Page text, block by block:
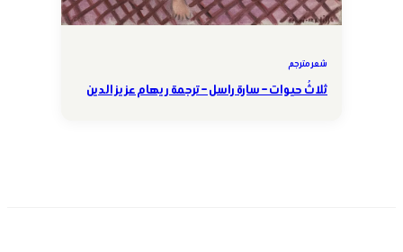
شعر مترجم
ثلاثُ حيوات – سارة راسل – ترجمة ريهام عزيز الدين